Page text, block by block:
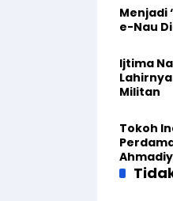
Menjadi
e-Nau
Ijtima
Militan
Tokoh